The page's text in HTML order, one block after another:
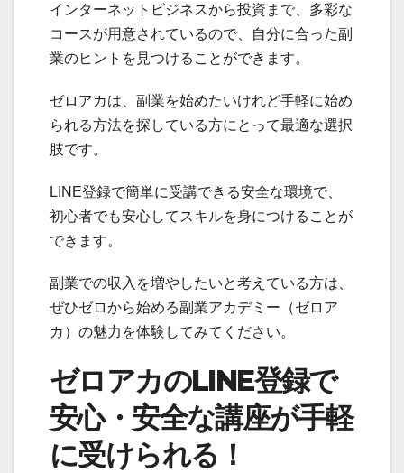
インターネットビジネスから投資まで、多彩な
コースが用意されているので、自分に合った副
業のヒントを見つけることができます。
ゼロアカは、副業を始めたいけれど手軽に始め
られる方法を探している方にとって最適な選択
肢です。
LINE登録で簡単に受講できる安全な環境で、
初心者でも安心してスキルを身につけることが
できます。
副業での収入を増やしたいと考えている方は、
ぜひゼロから始める副業アカデミー（ゼロア
カ）の魅力を体験してみてください。
ゼロアカのLINE登録で
安心・安全な講座が手軽
に受けられる！